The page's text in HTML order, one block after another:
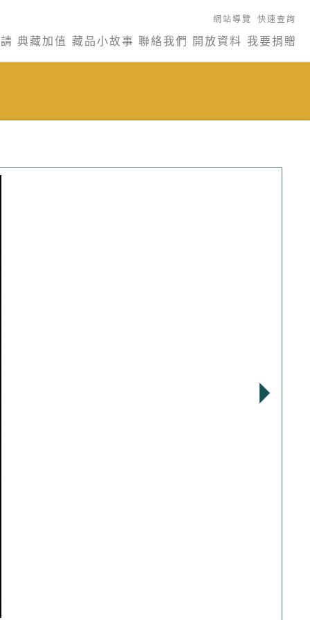
網站導覽 快速查詢
典藏加值 藏品小故事 聯絡我們 開放資料 我要捐贈